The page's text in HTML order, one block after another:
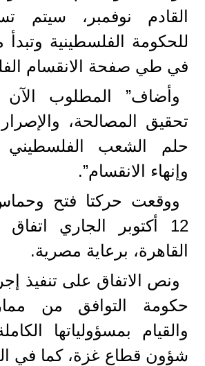
القادم نوفمبر، سيتم
للحكومة الفلسطينية
في طي صفحة الانقسام
وأضاف” المطلوب
تحقيق المصالحة،
حلم الشعب
وإنهاء الانقسام”.
ووقعت حركتا فتح
12 أكتوبر الجاري
القاهرة، برعاية مصرية.
ونص الاتفاق على تنفيذ
حكومة التوافق من
والقيام بمسؤولياتها
شؤون قطاع غزة، كما في